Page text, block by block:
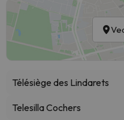
Télésiège des Lindarets
Telesilla Cochers